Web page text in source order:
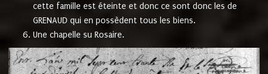
cette famille est éteinte et donc ce sont donc les de
GRENAUD qui en possèdent tous les biens.
Une chapelle su Rosaire.